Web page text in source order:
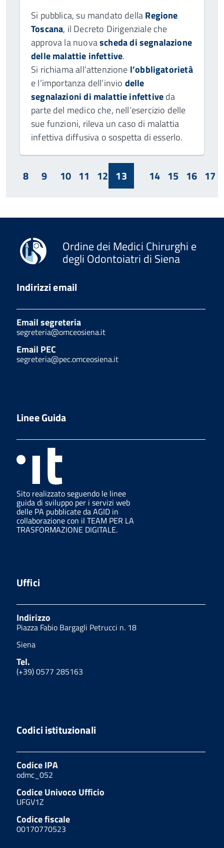
Si pubblica, su mandato dellaRegione
Toscana, il Decreto Dirigenziale che
approva la nuovascheda di segnalazione
delle malattie infettive.
Si richiama all’attenzione l’obbligatorietà
e l’importanza dell’invio delle
segnalazioni di malattie infettiveda
parte del medico che, nell’esercizio delle
sue funzioni, rileva un caso di malattia
infettiva diffusiva o sospetta di esserlo.
8 9 10 11 12 13 14 15 16 17
Ordine dei Medici Chirurghi e
degli Odontoiatri di Siena
Indirizzi email
Email segreteria
segreteria@omceosiena.it
Email PEC
segreteria@pec.omceosiena.it
Linee Guida
Sito realizzato seguendo le linee
guida di sviluppo per i servizi web
delle PA pubblicate da AGID in
collaborazione con il TEAM PER LA
TRASFORMAZIONE DIGITALE.
Uffici
Indirizzo
Piazza Fabio Bargagli Petrucci n. 18
Siena
Tel.
(+39) 0577 285163
Codici istituzionali
Codice IPA
odmc_052
Codice Univoco Ufficio
UFGV1Z
Codice fiscale
00170770523